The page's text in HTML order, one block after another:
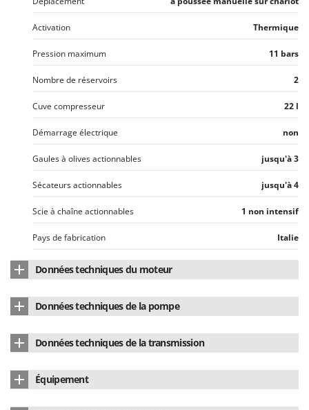
Activation Thermique
Pression maximum 11 bars
Nombre de réservoirs 2
Cuve compresseur 22 l
Démarrage électrique non
Gaules à olives actionnables jusqu'à 3
Sécateurs actionnables jusqu'à 4
Scie à chaîne actionnables 1 non intensif
Pays de fabrication Italie
Données techniques du moteur
Modèle de moteur GX200
Type de moteur
Cylindrée 196 cm³
Données techniques de la pompe
Marque culasse Fini
Modèle
Données techniques de la transmission
Vitesse de rotation minute tête de compression 1300 RPM
Équipement